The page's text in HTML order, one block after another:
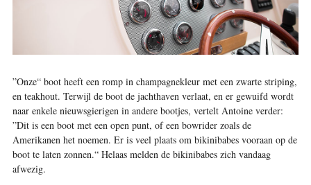
”Onze“ boot heeft een romp in champagnekleur met een zwarte striping,
en teakhout. Terwijl de boot de jachthaven verlaat, en er gewuifd wordt
naar enkele nieuwsgierigen in andere bootjes, vertelt Antoine verder:
”Dit is een boot met een open punt, of een bowrider zoals de
Amerikanen het noemen. Er is veel plaats om bikinibabes vooraan op de
boot te laten zonnen.“ Helaas melden de bikinibabes zich vandaag
afwezig.